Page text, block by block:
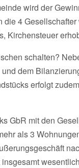
wird der
4
Kirchensteuer
schalten?
dem
erfolgt
GbR mit den
als 3